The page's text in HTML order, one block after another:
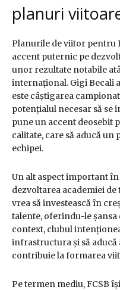
planuri
Planurile de viitor pentru
accent puternic pe
unor rezultate notabile
internațional. Gigi Becali
este câștigarea
potențialul necesar să se
pune un accent deosebit
calitate, care să aducă un
echipei.
Un alt aspect important în
dezvoltarea academiei
vrea să investească în
talente, oferindu-le șansa
context, clubul
infrastructura și să
contribuie la formarea
Pe termen mediu, FCSB